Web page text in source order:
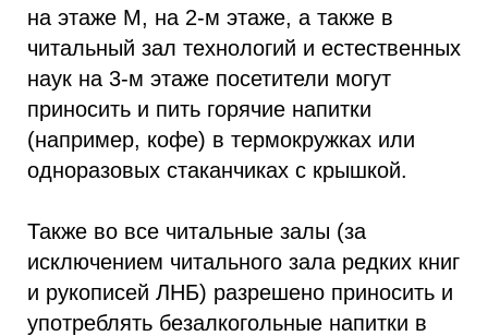
на этаже M, на 2-м этаже, а также в
читальный зал технологий и естественных
наук на 3-м этаже посетители могут
приносить и пить горячие напитки
(например, кофе) в термокружках или
одноразовых стаканчиках с крышкой.
Также во все читальные залы (за
исключением читального зала редких книг
и рукописей ЛНБ) разрешено приносить и
употреблять безалкогольные напитки в